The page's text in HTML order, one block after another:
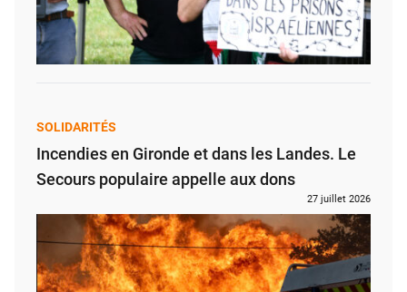
SOLIDARITÉS
Incendies en Gironde et dans les Landes. Le
Secours populaire appelle aux dons
27 juillet 2026